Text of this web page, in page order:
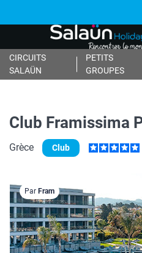
CIRCUITS
SALAÜN
PETITS
GROUPES
Club Framissima
Grèce Club
Par Fram